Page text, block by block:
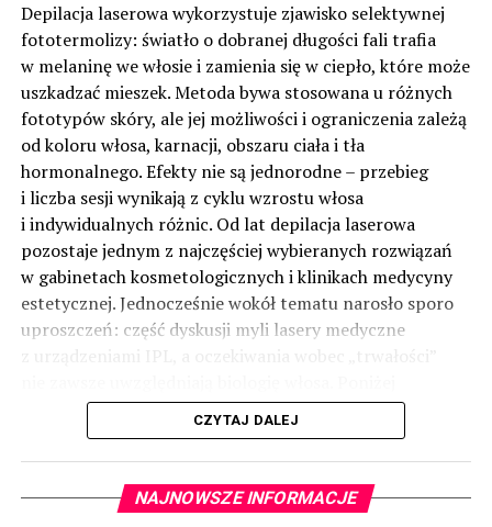
Depilacja laserowa wykorzystuje zjawisko selektywnej
fototermolizy: światło o dobranej długości fali trafia
w melaninę we włosie i zamienia się w ciepło, które może
uszkadzać mieszek. Metoda bywa stosowana u różnych
fototypów skóry, ale jej możliwości i ograniczenia zależą
od koloru włosa, karnacji, obszaru ciała i tła
hormonalnego. Efekty nie są jednorodne – przebieg
i liczba sesji wynikają z cyklu wzrostu włosa
i indywidualnych różnic. Od lat depilacja laserowa
pozostaje jednym z najczęściej wybieranych rozwiązań
w gabinetach kosmetologicznych i klinikach medycyny
estetycznej. Jednocześnie wokół tematu narosło sporo
uproszczeń: część dyskusji myli lasery medyczne
uporządkowano najważniejsze informacje: jak działa
technologia, kiedy ma uzasadnienie i o czym pamiętać
w praktyce.(więcej…)
CZYTAJ DALEJ
NAJNOWSZE INFORMACJE